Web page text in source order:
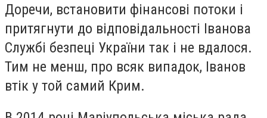
Доречи, встановити фінансові потоки і
притягнути до відповідальності Іванова
Службі безпеці України так і не вдалося.
Тим не менш, про всяк випадок, Іванов
втік у той самий Крим.